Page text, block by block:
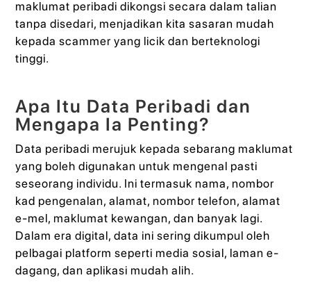
maklumat peribadi dikongsi secara dalam talian
tanpa disedari, menjadikan kita sasaran mudah
kepada scammer yang licik dan berteknologi
tinggi.
Apa Itu Data Peribadi dan
Mengapa Ia Penting?
Data peribadi merujuk kepada sebarang maklumat
yang boleh digunakan untuk mengenal pasti
seseorang individu. Ini termasuk nama, nombor
kad pengenalan, alamat, nombor telefon, alamat
e-mel, maklumat kewangan, dan banyak lagi.
Dalam era digital, data ini sering dikumpul oleh
pelbagai platform seperti media sosial, laman e-
dagang, dan aplikasi mudah alih.